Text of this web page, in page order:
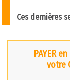
Ces dernières
PAYER
votre